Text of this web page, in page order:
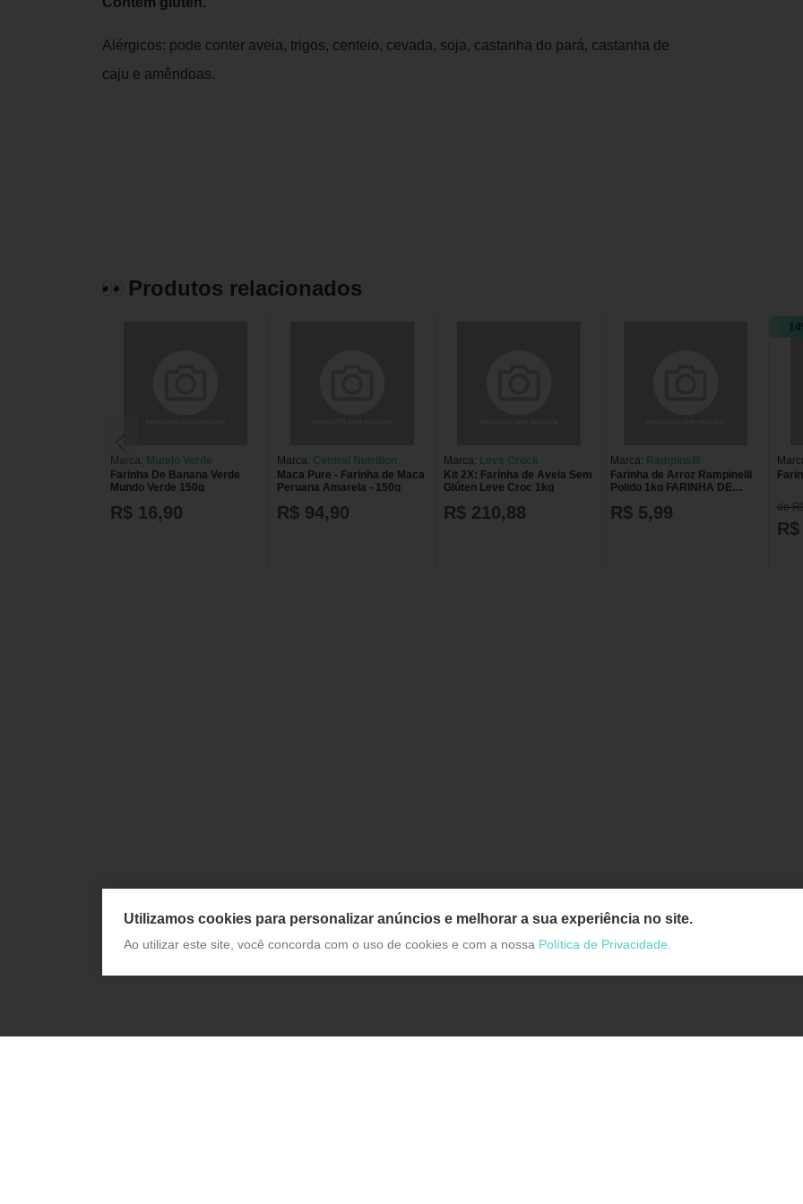
Alérgicos: pode conter aveia, trigos, centeio, cevada, soja, castanha do pará, castanha de
caju e amêndoas.
Produtos relacionados
Marca: Mundo Verde
Farinha De Banana Verde
Mundo Verde 150g
R$ 16,90
Marca: Central Nutrition
Maca Pure - Farinha de Maca
Peruana Amarela - 150g
R$ 94,90
Marca: Leve Crock
Kit 2X: Farinha de Aveia Sem
Glúten Leve Croc 1kg
R$ 210,88
Marca: Rampinelli
Farinha de Arroz Rampinelli
Polido 1kg FARINHA DE
R$ 5,99 de
Utilizamos cookies para personalizar anúncios e melhorar a sua experiência no site.
Ao utilizar este site, você concorda com o uso de cookies e com a nossa Política de Privacidade.